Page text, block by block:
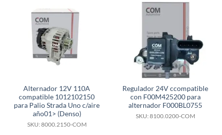
Alternador 12V 110A
compatible 1012102150
para Palio Strada Uno c/aire
año01> (Denso)
SKU: 8000.2150-COM
Regulador 24V ccompatible
con F00M425200 para
alternador F000BL0755
SKU: 8100.0200-COM